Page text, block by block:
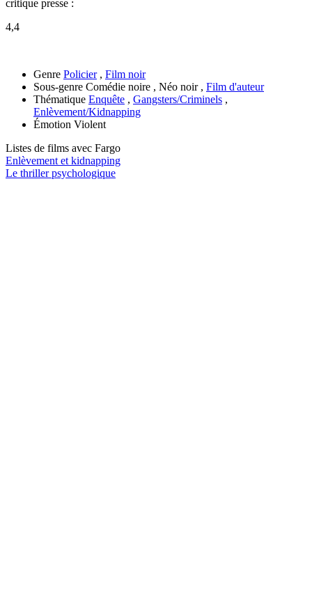
critique presse :
4,4
Genre Policier, Film noir
Sous-genre Comédie noire , Néo noir , Film d'auteur
Thématique Enquête , Gangsters/Criminels ,
Enlèvement/Kidnapping
Émotion Violent
Listes de films avec Fargo
Enlèvement et kidnapping
Le thriller psychologique